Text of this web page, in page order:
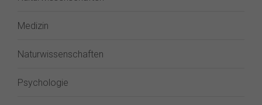
Medizin
Naturwissenschaften
Psychologie